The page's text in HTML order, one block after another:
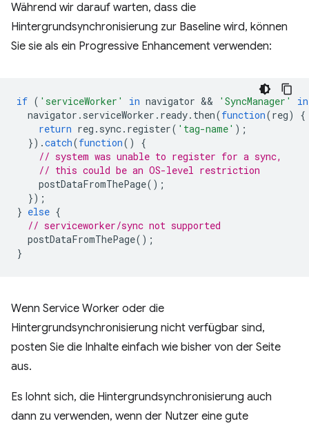
Während wir darauf warten, dass die
Hintergrundsynchronisierung zur Baseline wird, können
Sie sie als ein Progressive Enhancement verwenden:
if ( 'serviceWorker' in navigator && 'SyncManager'
in
navigator . serviceWorker . ready. then(function(reg)
{
return reg . sync. register( 'tag-name' );
}).catch(function()
{
// system was unable to register for a sync,
// this could be an OS-level restriction
postDataFromThePage();
});
} else {
// serviceworker/sync not supported
postDataFromThePage();
}
Wenn Service Worker oder die
Hintergrundsynchronisierung nicht verfügbar sind,
posten Sie die Inhalte einfach wie bisher von der Seite
aus.
Es lohnt sich, die Hintergrundsynchronisierung auch
dann zu verwenden, wenn der Nutzer eine gute